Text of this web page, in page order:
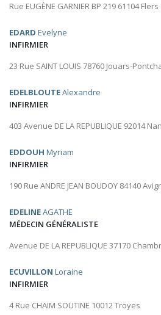
Rue EUGÈNE GARNIER BP 219 61104 Flers
EDARD Evelyne
INFIRMIER
23 Rue SAINT LOUIS 78760 Jouars-
EDELBLOUTEAlexandre
INFIRMIER
403 Avenue DE LA REPUBLIQUE 92014
EDDOUH Myriam
INFIRMIER
190 Rue ANDRE JEAN BOUDOY 84140
EDELINEAGATHE
MÉDECIN GÉNÉRALISTE
Avenue DE LA REPUBLIQUE 37170
ECUVILLON Loraine
INFIRMIER
4 Rue CHAIM SOUTINE 10012 Troyes